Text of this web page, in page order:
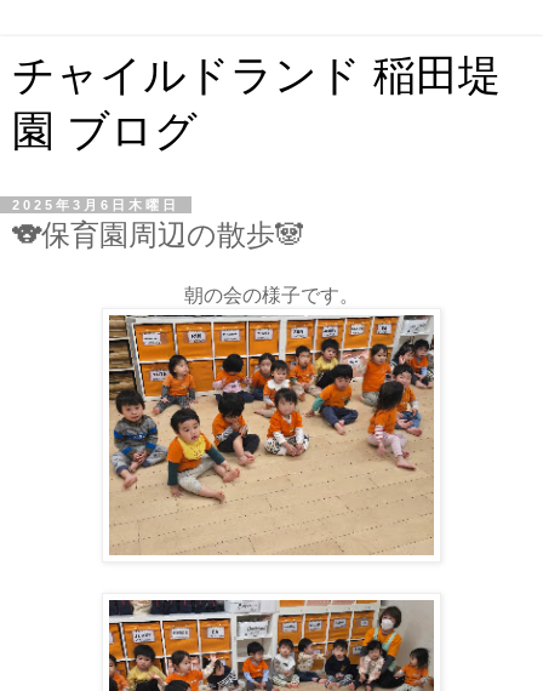
チャイルドランド 稲田堤
園 ブログ
2025年3月6日木曜日
🐨保育園周辺の散歩🐼
朝の会の様子です。